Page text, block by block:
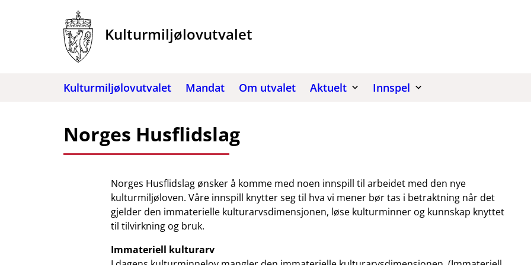
Kulturmiljølovutvalet
Kulturmiljølovutvalet Mandat Om utvalet Aktuelt Innspel
Norges Husflidslag
Norges Husflidslag ønsker å komme med noen innspill til arbeidet med den nye
kulturmiljøloven. Våre innspill knytter seg til hva vi mener bør tas i betraktning når det
gjelder den immaterielle kulturarvsdimensjonen, løse kulturminner og kunnskap knyttet
til tilvirkning og bruk.
Immateriell kulturarv